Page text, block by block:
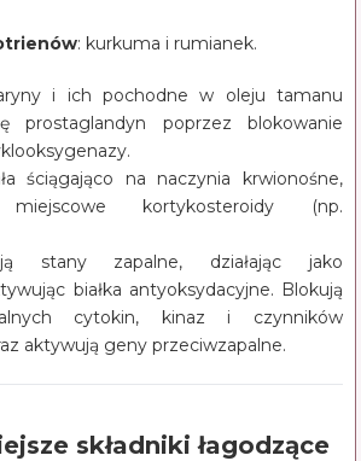
: kurkuma i rumianek.
i ich pochodne w oleju tamanu
prostaglandyn poprzez blokowanie
ściągająco na naczynia krwionośne,
kortykosteroidy (np.
stany zapalne, działając jako
białka antyoksydacyjne. Blokują
cytokin, kinaz i czynników
aktywują geny przeciwzapalne.
składniki łagodzące